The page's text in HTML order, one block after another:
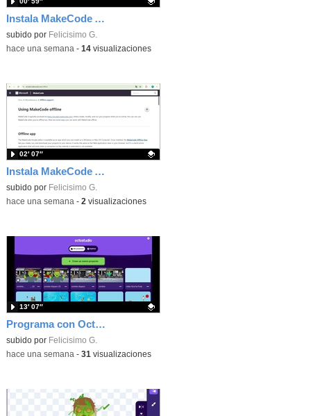
Instala MakeCode Arcade para trabajar offline en tu tablet, ordenador, Chromebook
Contenido educativo.
subido por Felicisimo G.
-hace una semana - 14visualizaciones
Instala MakeCode Arcade offline para programar grandes juegos sin necesidad de Internet
Contenido educativo.
subido por Felicisimo G.
02′ 07″
-hace una semana - 2 visualizaciones
Programa con OctoStudio, un juego de disparos contra Zombies con un cargador basado en el House of the dead
Contenido educativo.
subido por Felicisimo G.
13′ 07″
-hace una semana - 31 visualizaciones